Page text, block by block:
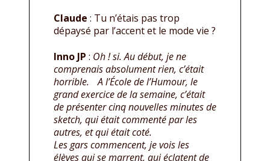
Claude : Tu n’étais pas trop
dépaysé par l’accent et le mode vie ?
Inno JP : Oh ! si. Au début, je ne
comprenais absolument rien, c’était
horrible. A l’École de l’Humour, le
grand exercice de la semaine, c’était
de présenter cinq nouvelles minutes de
sketch, qui était commenté par les
autres, et qui était coté.
Les gars commencent, je vois les
élèves qui se marrent, qui éclatent de